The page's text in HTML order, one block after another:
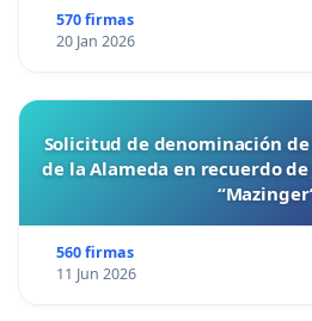
570 firmas
20 Jan 2026
Solicitud de denominación
de la Alameda en recuerdo
560 firmas
11 Jun 2026